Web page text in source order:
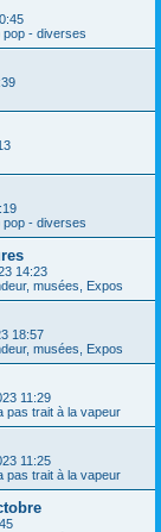
pop - diverses
pop - diverses
14:23
musées, Expos
18:57
musées, Expos
11:29
pas trait à la vapeur
11:25
pas trait à la vapeur